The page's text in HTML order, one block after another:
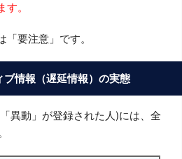
。
要注意」です。
ブ情報（遅延情報）の実態
異動」が登録された人)には、全